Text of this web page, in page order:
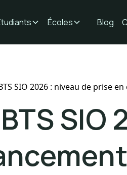
Écoles Blog
SIO 2026 : niveau de prise